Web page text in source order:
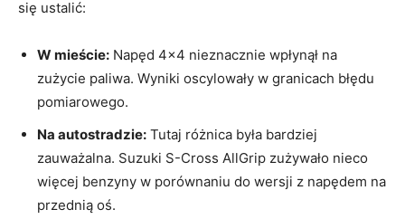
się ‌ustalić:
W mieście: Napęd 4×4 nieznacznie wpłynął na
zużycie paliwa. Wyniki oscylowały w granicach błędu
pomiarowego.
Na autostradzie: Tutaj różnica była bardziej
zauważalna. Suzuki S-Cross AllGrip ⁤zużywało nieco
więcej benzyny w porównaniu do wersji ⁢z napędem na
przednią oś.